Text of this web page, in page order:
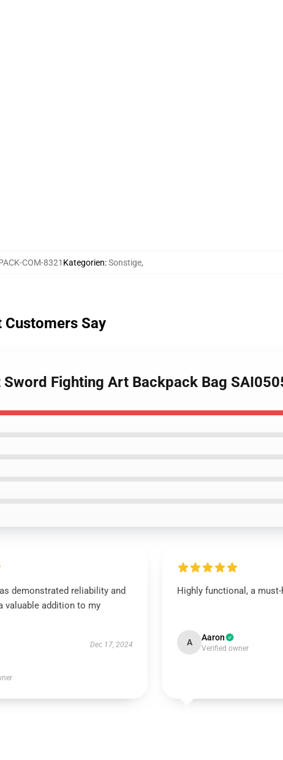
COM-8321 Kategorien:Sonstige,
Customers Say
Fighting Art Backpack Bag
demonstrated reliability and
valuable addition to my
Dec 17, 2024
Highly functional, a
A Aaron
Verified owner